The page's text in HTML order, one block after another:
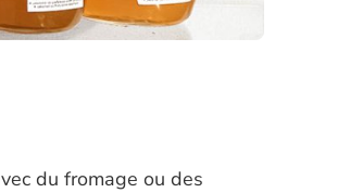
du fromage ou des